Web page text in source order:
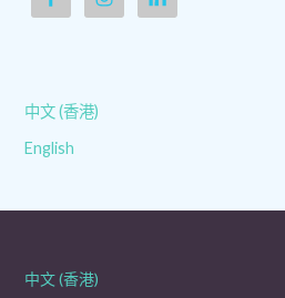
中文 (香港)
English
中文 (香港)